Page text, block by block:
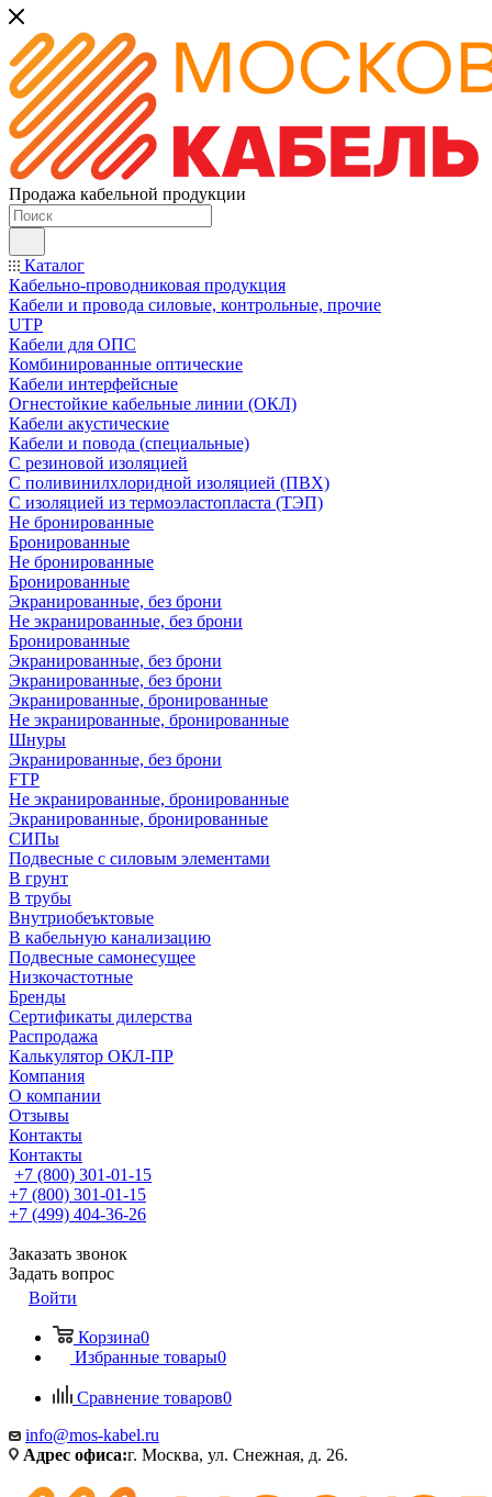
Продажа кабельной продукции
Каталог
Кабельно-проводниковая продукция
Кабели и провода силовые, контрольные, прочие
UTP
Кабели для ОПС
Комбинированные оптические
Кабели интерфейсные
Огнестойкие кабельные линии (ОКЛ)
Кабели акустические
Кабели и повода (специальные)
С резиновой изоляцией
С поливинилхлоридной изоляцией (ПВХ)
С изоляцией из термоэластопласта (ТЭП)
Не бронированные
Бронированные
Не бронированные
Бронированные
Экранированные, без брони
Не экранированные, без брони
Бронированные
Экранированные, без брони
Экранированные, без брони
Экранированные, бронированные
Не экранированные, бронированные
Шнуры
Экранированные, без брони
FTP
Не экранированные, бронированные
Экранированные, бронированные
СИПы
Подвесные с силовым элементами
В грунт
В трубы
Внутриобеъктовые
В кабельную канализацию
Подвесные самонесущее
Низкочастотные
Бренды
Сертификаты дилерства
Распродажа
Калькулятор ОКЛ-ПР
Компания
О компании
Отзывы
Контакты
Контакты
+7 (800) 301-01-15
+7 (800) 301-01-15
+7 (499) 404-36-26
Заказать звонок
Задать вопрос
Войти
Корзина0
Избранные товары0
Сравнение товаров0
info@mos-kabel.ru
Адрес офиса:г. Москва, ул. Снежная, д. 26.